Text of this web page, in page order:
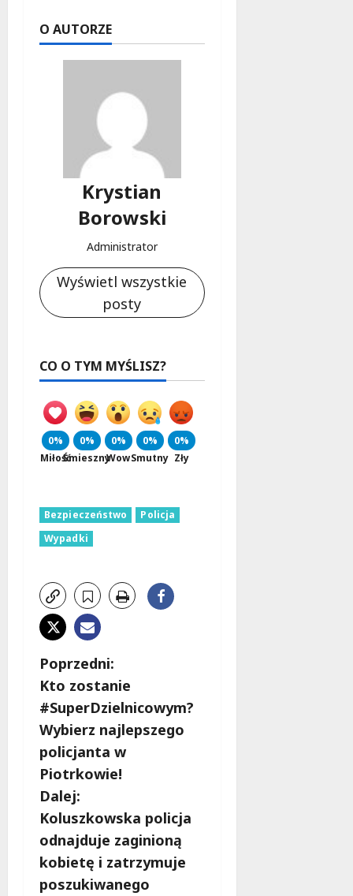
O AUTORZE
Krystian
Borowski
Administrator
Wyświetl wszystkie
posty
CO O TYM MYŚLISZ?
0%
Miłość
0%
Śmieszny
0%
Wow
0%
Smutny
0%
Zły
Bezpieczeństwo
Policja
Wypadki
Z
o
b
a
c
z
w
Poprzedni:
Kto zostanie
#SuperDzielnicowym?
Wybierz najlepszego
policjanta w
Piotrkowie!
Dalej:
Koluszkowska policja
odnajduje zaginioną
kobietę i zatrzymuje
poszukiwanego